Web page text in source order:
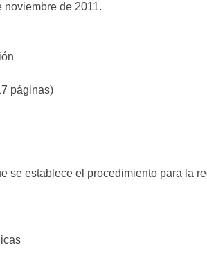
noviembre de 2011.
páginas)
se establece el procedimiento para la